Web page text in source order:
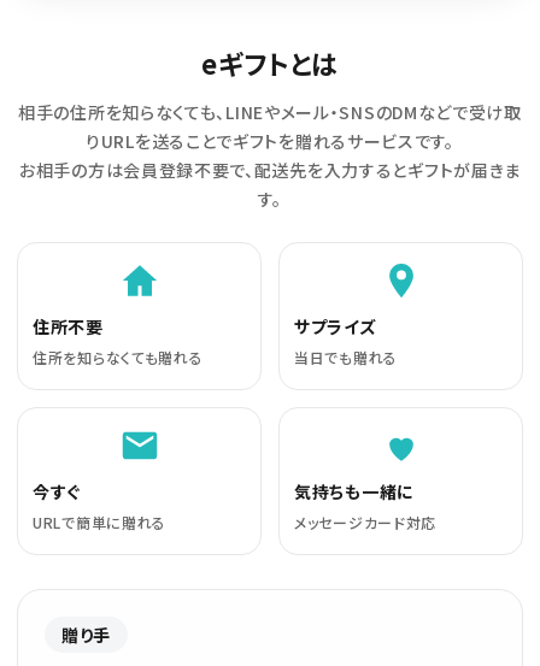
eギフトとは
相手の住所を知らなくても、LINEやメール・SNSのDMなどで受け取
りURLを送ることでギフトを贈れるサービスです。
お相手の方は会員登録不要で、配送先を入力するとギフトが届きま
す。
住所不要
住所を知らなくても贈れる
サプライズ
当日でも贈れる
今すぐ
URLで簡単に贈れる
気持ちも一緒に
メッセージカード対応
贈り手